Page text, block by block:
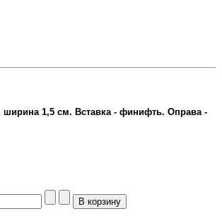
1,5 см. Вставка - финифть. Оправа -